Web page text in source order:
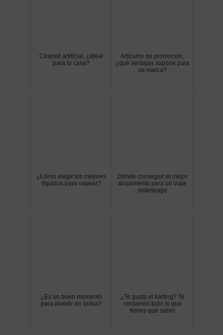
Césped artificial, ¿Ideal
para tu casa?
Artículos de promoción,
¿qué ventajas supone para
mi marca?
¿Cómo elegir los mejores
líquidos para vapear?
Dónde conseguir el mejor
alojamiento para un viaje
relámpago
¿Es un buen momento
para invertir en bolsa?
¿Te gusta el karting? Te
contamos todo lo que
tienes que saber